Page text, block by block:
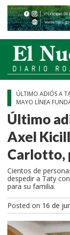
ÚLTIMO ADIÓS A
MAYO LÍNEA
Último
Axel
Carlotto,
Cientos de
despedir a Taty
para su familia.
Posted on 16 de